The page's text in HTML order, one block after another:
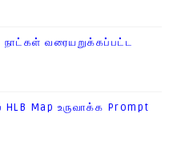
வரையறுக்கப்பட்ட
Map உருவாக்க Prompt